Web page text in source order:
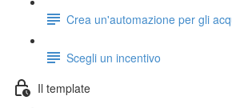
Crea un'automazione per gli
Scegli un incentivo
Il template